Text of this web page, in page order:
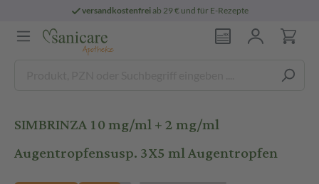
versandkostenfreiab 29 € und für E-Rezepte
SIMBRINZA 10 mg/ml + 2 mg/ml
Augentropfensusp. 3X5 ml Augentropfen